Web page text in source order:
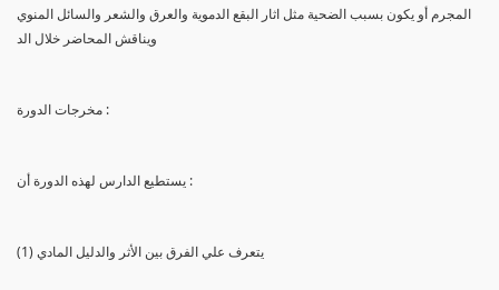
المجرم أو يكون بسبب الضحية مثل اثار البقع الدموية والعرق والشعر والسائل المنوي
ويناقش المحاضر خلال الد
مخرجات الدورة :
يستطيع الدارس لهذه الدورة أن :
(1) يتعرف علي الفرق بين الأثر والدليل المادي